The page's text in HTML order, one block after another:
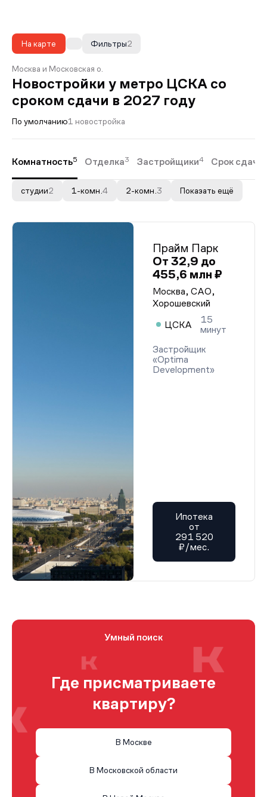
На карте 2
Фильтры
Москва и Московская о.
Новостройки у метро ЦСКА со
сроком сдачи в 2027 году
По умолчанию1 новостройка
Комнатность5 Отделка3 Застройщики4 Срок сдачи
студии2 1-комн. 4 2-комн. 3 Показать ещё
Прайм Парк
От 32,9 до
455,6 млн ₽
Москва, САО,
Хорошевский
ЦСКА
15
минут
Застройщик
«Optima
Development»
Ипотека
от
291 520
₽/мес.
Умный поиск
Где присматриваете
квартиру?
В Москве
В Московской области